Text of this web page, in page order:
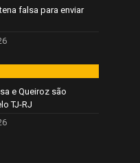
falsa para enviar
e Queiroz são
TJ-RJ